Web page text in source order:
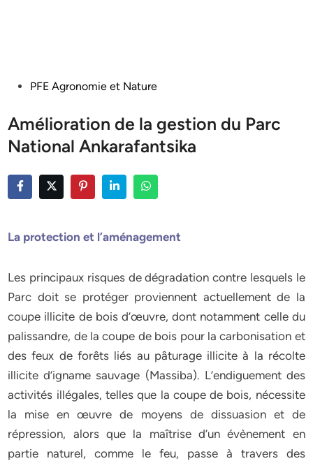
PostedPFE Agronomie et Nature
Amélioration de la gestion du Parc
National Ankarafantsika
La protection et l’aménagement
Les principaux risques de dégradation contre lesquels le
Parc doit se protéger proviennent actuellement de la
coupe illicite de bois d’œuvre, dont notamment celle du
palissandre, de la coupe de bois pour la carbonisation et
des feux de forêts liés au pâturage illicite à la récolte
illicite d’igname sauvage (Massiba). L’endiguement des
activités illégales, telles que la coupe de bois, nécessite
la mise en œuvre de moyens de dissuasion et de
répression, alors que la maîtrise d’un évènement en
partie naturel, comme le feu, passe à travers des